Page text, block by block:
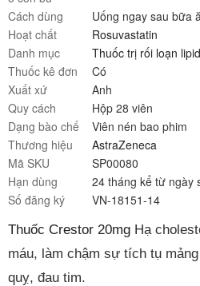
Cách dùng
Uống ngay sau bữa
Hoạt chất
Rosuvastatin
Danh mục
Thuốc trị rối loạn
Thuốc kê đơn
Có
Xuất xứ
Anh
Quy cách
Hộp 28 viên
Dạng bào chế
Viên nén bao phim
Thương hiệu
AstraZeneca
Mã SKU
SP00080
Hạn dùng
24 tháng kể từ ngày
Số đăng ký
VN-18151-14
Thuốc Crestor 20mg Hạ
máu, làm chậm sự tích tụ
quỵ, đau tim.